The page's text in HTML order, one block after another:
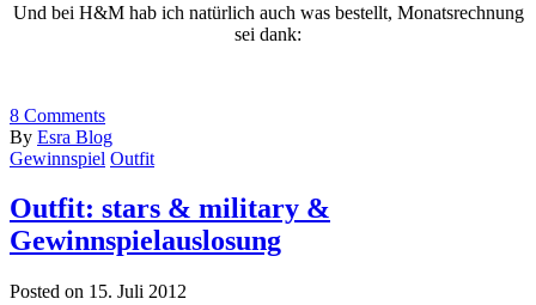
Und bei H&M hab ich natürlich auch was bestellt, Monatsrechnung
sei dank:
8 Comments
By Esra Blog
Gewinnspiel Outfit
Outfit: stars & military &
Gewinnspielauslosung
Posted on 15. Juli 2012